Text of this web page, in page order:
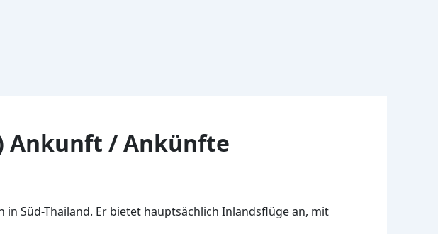
Ankunft / Ankünfte
Süd-Thailand. Er bietet hauptsächlich Inlandsflüge an, mit